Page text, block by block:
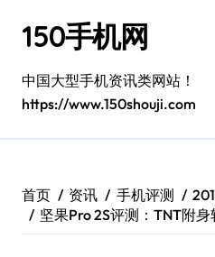
150手机网
中国大型手机资讯类网站！
https://www.150shouji.com
首页 资讯 手机评测
坚果Pro 2S评测：TNT附